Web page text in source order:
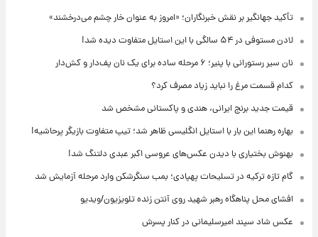
تأکید جهانگیر بر نقش خبرنگاران؛ «امروز به عنوان خار چشم می‌درخشند»
لادن مستوفی در ۵۴ سالگی با این استایل متفاوت دیده شد!
نان سیر رستورانی با پنیر؛ ۶ مرحله ساده برای یک نان پف‌دار و کش‌دار
کدام قسمت مرغ را نباید زیاد مصرف کرد؟
قیمت جدید برنج ایرانی، هندی و پاکستانی مشخص شد
بهاره رهنما این بار با استایل انگلیسی ظاهر شد؛ تیپ متفاوت بازیگر پرحاشیه!
بهنوش بختیاری با دیدن عکس‌های عروسی اکبر عبدی دلتنگ شد!
گام تازه ترکیه در تسلیحات پهپادی؛ بمب سنگرشکن وارد مرحله آزمایش شد
افشای محل پناهگاه‌ رهبر شهید روی آنتن زنده تلویزیون/ویدیو
عکس شاد سپند امیرسلیمانی در کنار پسرش